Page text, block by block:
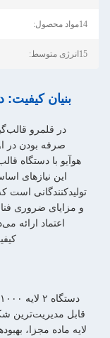
14مواد محصول:
15انرژی متوسط:
بنیان کیفیت: دستگاه بادی
در قلمرو
صرفه بودن در
این نیازهای
تولیدکنندگانی است
و مزایای ضروری
اعتماد ارائه
قابل مدیریت‌ترین
لایه ماده مجزا،